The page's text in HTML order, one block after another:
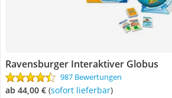
Ravensburger Interaktiver Globus
987 Bewertungen
ab 44,00 € ( Sofort lieferbar)